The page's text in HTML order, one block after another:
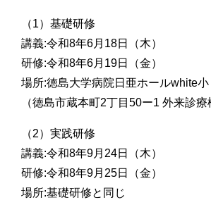
（1）基礎研修
講義:令和8年6月18日（木）
研修:令和8年6月19日（金）
場所:徳島大学病院日亜ホールwhite小
（徳島市蔵本町2丁目50ー1 外来診療
（2）実践研修
講義:令和8年9月24日（木）
研修:令和8年9月25日（金）
場所:基礎研修と同じ